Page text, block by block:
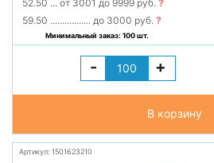
52.50 ... от 3001 до 9999 руб.?
59.50 ................. до 3000 руб.?
Минимальный заказ: 100 шт.
- +
В корзину
Артикул: 1501623210